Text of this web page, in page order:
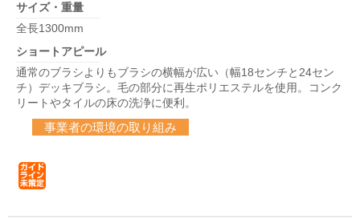
サイズ・重量
全長1300mm
ショートアピール
通常のブラシよりもブラシの横幅が広い（幅18センチと24セン
チ）デッキブラシ。毛の部分に再生ポリエステルを使用。コンク
リートやタイルの床の洗浄に便利。
事業者の環境の取り組み